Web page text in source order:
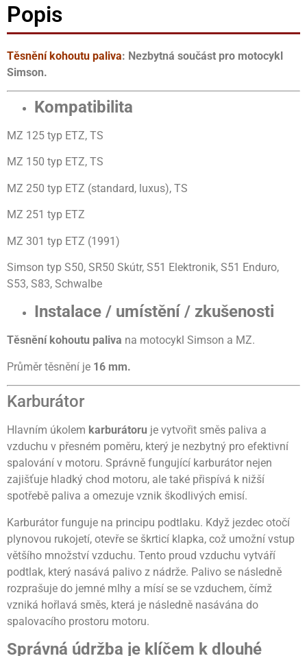
Popis
Těsnění kohoutu paliva: Nezbytná součást pro motocykl
Simson.
Kompatibilita
MZ 125 typ ETZ, TS
MZ 150 typ ETZ, TS
MZ 250 typ ETZ (standard, luxus), TS
MZ 251 typ ETZ
MZ 301 typ ETZ (1991)
Simson typ S50, SR50 Skútr, S51 Elektronik, S51 Enduro,
S53, S83, Schwalbe
Instalace / umístění / zkušenosti
Těsnění kohoutu paliva na motocykl Simson a MZ.
Průměr těsnění je 16 mm.
Karburátor
Hlavním úkolem karburátoru je vytvořit směs paliva a
vzduchu v přesném poměru, který je nezbytný pro efektivní
spalování v motoru. Správně fungující karburátor nejen
zajišťuje hladký chod motoru, ale také přispívá k nižší
spotřebě paliva a omezuje vznik škodlivých emisí.
Karburátor funguje na principu podtlaku. Když jezdec otočí
plynovou rukojetí, otevře se škrticí klapka, což umožní vstup
většího množství vzduchu. Tento proud vzduchu vytváří
podtlak, který nasává palivo z nádrže. Palivo se následně
rozprašuje do jemné mlhy a mísí se se vzduchem, čímž
vzniká hořlavá směs, která je následně nasávána do
spalovacího prostoru motoru.
Správná údržba je klíčem k dlouhé